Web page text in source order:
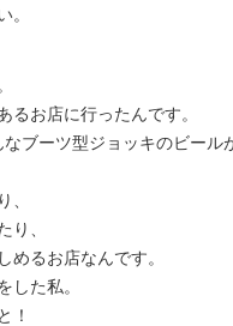
。
るお店に行ったんです。
ブーツ型ジョッキのビール
、
り、
めるお店なんです。
した私。
！